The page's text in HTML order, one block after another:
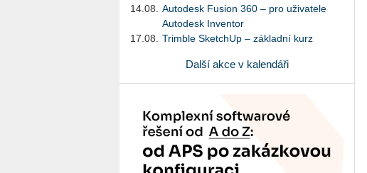
14.08.
Autodesk Fusion 360 – pro uživatele
Autodesk Inventor
17.08.
Trimble SketchUp – základní kurz
Další akce v kalendáři